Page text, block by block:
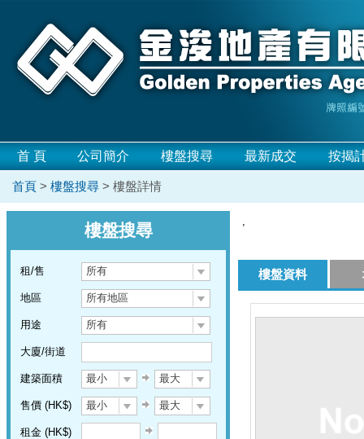
首 頁 公司簡介 樓盤搜尋 最新成交 按揭
首頁 > 樓盤搜尋 > 樓盤詳情
樓盤搜尋
租/售 所有
地區 所有地區
用途 所有
大廈/街道
建築面積 最小 最大
售價 (HK$) 最小 最大
租金 (HK$)
,
樓盤資料